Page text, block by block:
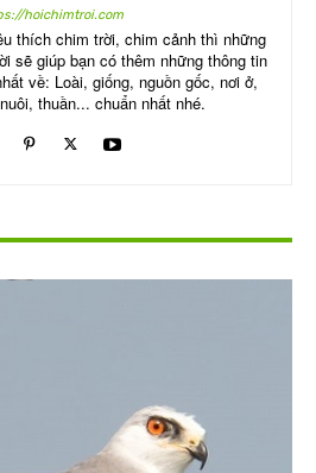
hoichimtroi.com
thích chim trời, chim cảnh thì những
sẽ giúp bạn có thêm những thông tin
về: Loài, giống, nguồn gốc, nơi ở,
thuần... chuẩn nhất nhé.